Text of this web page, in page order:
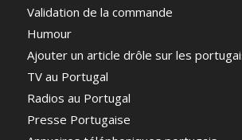
Validation de la commande
Humour
Ajouter un article drôle sur les
TV au Portugal
Radios au Portugal
Presse Portugaise